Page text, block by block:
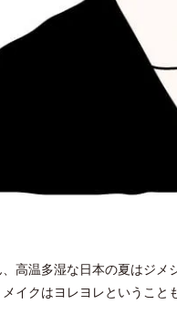
高温多湿な日本の夏はジ
イクはヨレヨレということ